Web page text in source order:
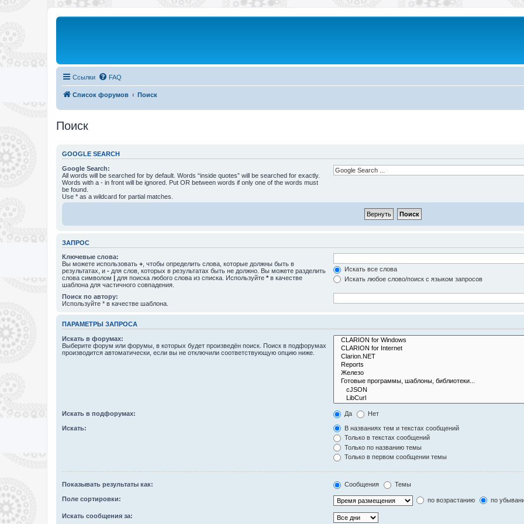
Ссылки FAQ
Список форумов Поиск
Поиск
GOOGLE SEARCH
Google Search:
All words will be searched for by default. Words “inside quotes” will be searched for exactly.
Words with a - in front will be ignored. Put OR between words if only one of the words must
be found.
Use * as a wildcard for partial matches.
ЗАПРОС
Ключевые слова:
Вы можете использовать + , чтобы определить слова, которые должны быть в
результатах, и - для слов, которых в результатах быть не должно. Вы можете разделить
слова символом | для поиска любого слова из списка. Используйте * в качестве
шаблона для частичного совпадения.
Искать все слова
Искать любое слово/поиск с языком запросов
Поиск по автору:
Используйте * в качестве шаблона.
ПАРАМЕТРЫ ЗАПРОСА
Искать в форумах:
Выберите форум или форумы, в которых будет произведён поиск. Поиск в подфорумах
производится автоматически, если вы не отключили соответствующую опцию ниже.
Искать в подфорумах: Да Нет
Искать:
В названиях тем и текстах сообщений
Только в текстах сообщений
Только по названию темы
Только в первом сообщении темы
Показывать результаты как: Сообщения Темы
Поле сортировки: по возрастанию по
Искать сообщения за: